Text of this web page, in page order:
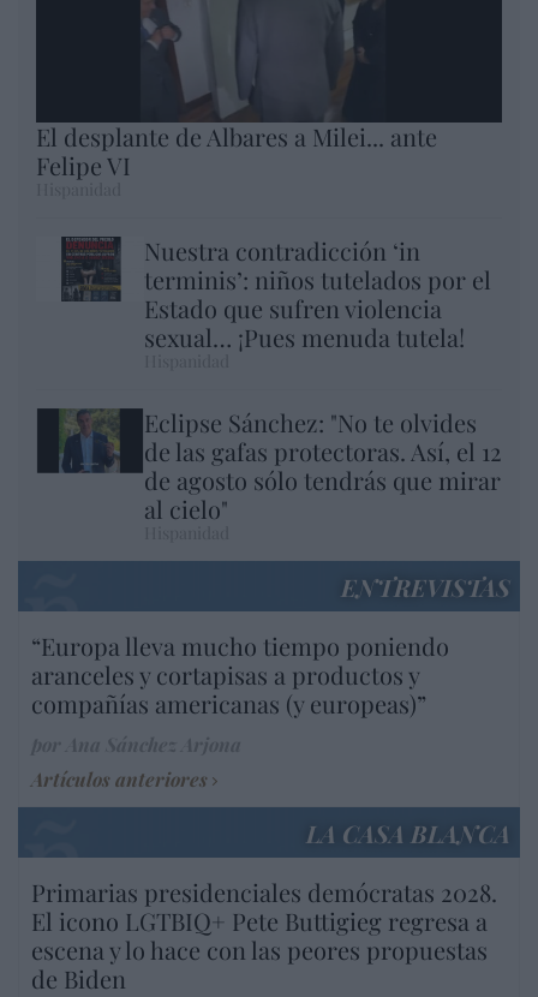
El desplante de Albares a Milei... ante
Felipe VI
Nuestra contradicción ‘in
terminis’: niños tutelados por el
Estado que sufren violencia
sexual… ¡Pues menuda tutela!
Eclipse Sánchez: "No te olvides
de las gafas protectoras. Así, el 12
de agosto sólo tendrás que mirar
al cielo"
ENTREVISTAS
“Europa lleva mucho tiempo poniendo
aranceles y cortapisas a productos y
compañías americanas (y europeas)”
Artículos anteriores
LA CASA BLANCA
Primarias presidenciales demócratas 2028.
El icono LGTBIQ+ Pete Buttigieg regresa a
escena y lo hace con las peores propuestas
de Biden